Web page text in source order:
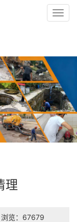
理
浏览：67679